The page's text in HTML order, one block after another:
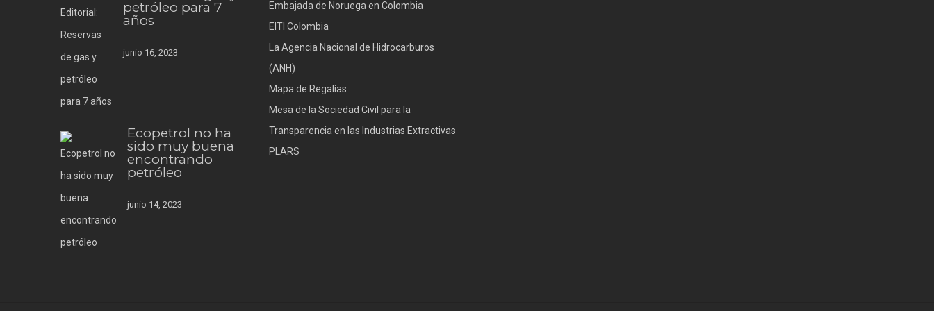
petróleo para 7
años
junio 16, 2023
Ecopetrol no ha
sido muy buena
encontrando
petróleo
junio 14, 2023
Embajada de Noruega en Colombia
EITI Colombia
La Agencia Nacional de Hidrocarburos
(ANH)
Mapa de Regalías
Mesa de la Sociedad Civil para la
Transparencia en las Industrias Extractivas
PLARS